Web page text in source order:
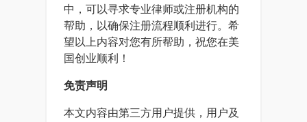
中，可以寻求专业律师或注册机构的
帮助，以确保注册流程顺利进行。希
望以上内容对您有所帮助，祝您在美
国创业顺利！
免责声明
本文内容由第三方用户提供，用户及